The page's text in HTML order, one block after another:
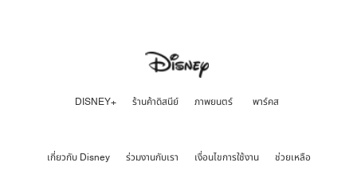
DISNEY+ ร้านค้าดิสนีย์ ภาพยนตร์ พาร์คส
เกี่ยวกับ Disney ร่วมงานกับเรา เงื่อนไขการใช้งาน ช่วยเหลือ